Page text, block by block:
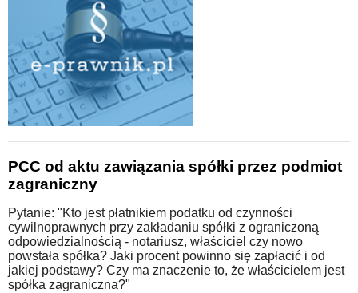
PCC od aktu zawiązania spółki przez podmiot
zagraniczny
Pytanie: "Kto jest płatnikiem podatku od czynności
cywilnoprawnych przy zakładaniu spółki z ograniczoną
odpowiedzialnością - notariusz, właściciel czy nowo
powstała spółka? Jaki procent powinno się zapłacić i od
jakiej podstawy? Czy ma znaczenie to, że właścicielem jest
spółka zagraniczna?"